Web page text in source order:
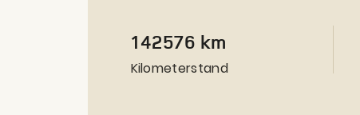
142576 km
Kilometerstand